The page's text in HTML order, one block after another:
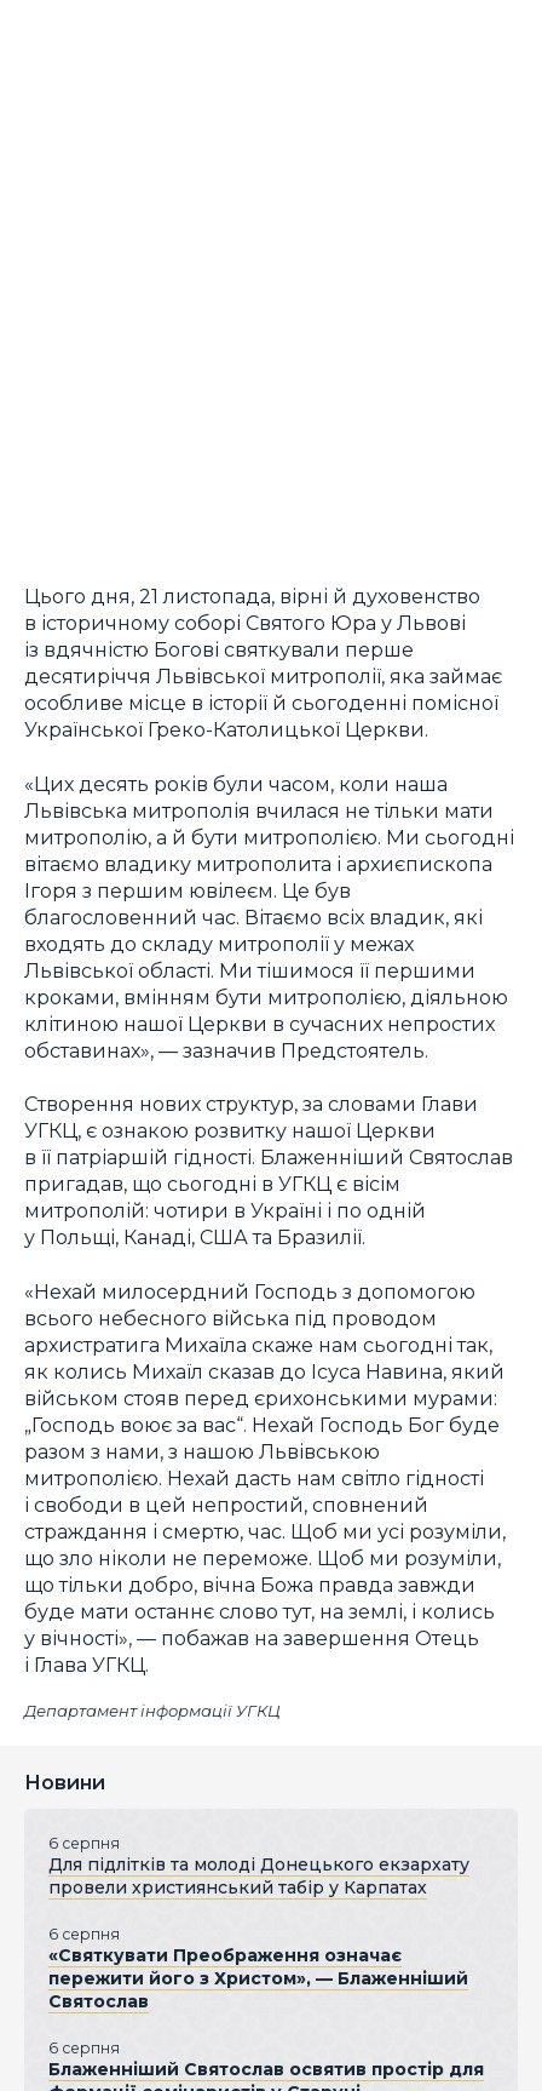
Цього дня, 21 листопада, вірні й духовенство
в історичному соборі Святого Юра у Львові
із вдячністю Богові святкували перше
десятиріччя Львівської митрополії, яка займає
особливе місце в історії й сьогоденні помісної
Української Греко-Католицької Церкви.
«Цих десять років були часом, коли наша
Львівська митрополія вчилася не тільки мати
митрополію, а й бути митрополією. Ми сьогодні
вітаємо владику митрополита і архиєпископа
Ігоря з першим ювілеєм. Це був
благословенний час. Вітаємо всіх владик, які
входять до складу митрополії у межах
Львівської області. Ми тішимося її першими
кроками, вмінням бути митрополією, діяльною
клітиною нашої Церкви в сучасних непростих
обставинах», — зазначив Предстоятель.
Створення нових структур, за словами Глави
УГКЦ, є ознакою розвитку нашої Церкви
в її патріаршій гідності. Блаженніший Святослав
пригадав, що сьогодні в УГКЦ є вісім
митрополій: чотири в Україні і по одній
у Польщі, Канаді, США та Бразилії.
«Нехай милосердний Господь з допомогою
всього небесного війська під проводом
архистратига Михаїла скаже нам сьогодні так,
як колись Михаїл сказав до Ісуса Навина, який
військом стояв перед єрихонськими мурами:
„Господь воює за вас“. Нехай Господь Бог буде
разом з нами, з нашою Львівською
митрополією. Нехай дасть нам світло гідності
і свободи в цей непростий, сповнений
страждання і смертю, час. Щоб ми усі розуміли,
що зло ніколи не переможе. Щоб ми розуміли,
що тільки добро, вічна Божа правда завжди
буде мати останнє слово тут, на землі, і колись
у вічності», — побажав на завершення Отець
і Глава УГКЦ.
Департамент інформації УГКЦ
Новини
6 серпня
Для підлітків та молоді Донецького екзархату
провели християнський табір у Карпатах
6 серпня
«Святкувати Преображення означає
пережити його з Христом», — Блаженніший
Святослав
6 серпня
Блаженніший Святослав освятив простір для